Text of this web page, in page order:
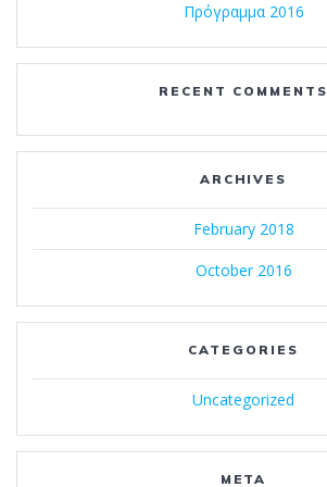
Πρόγραμμα 2016
RECENT COMMENTS
ARCHIVES
February 2018
October 2016
CATEGORIES
Uncategorized
META